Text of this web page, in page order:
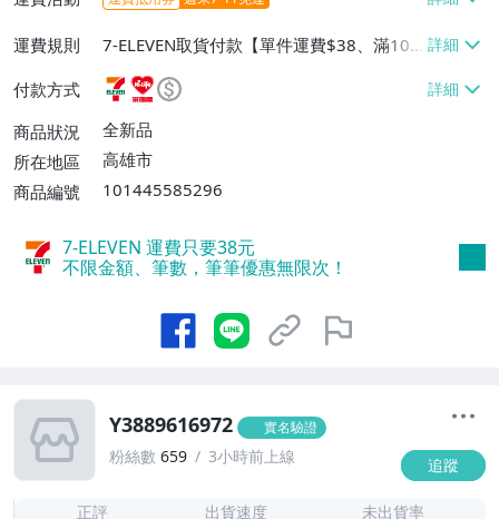
運費規則
7-ELEVEN取貨付款【單件運費$38、滿100
件或消費滿$1000000免運費】、7-ELEVEN
取貨不付款【單件運費$38】、萊爾富取貨
付款【單件運費$60、滿50件或消費滿$30
0000免運費】、郵局掛號【單件運費$50、
付款方式
商品狀況
全新品
所在地區
高雄市
商品編號
101445585296
7-ELEVEN 運費只要38元
不限金額、筆數，筆筆優惠無限次！
Y3889616972 實名驗證
粉絲數 659 3小時前上線 追蹤
正評 出貨速度 未出貨率